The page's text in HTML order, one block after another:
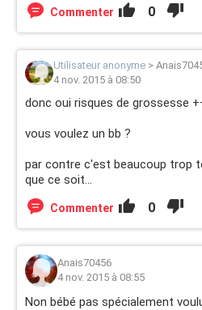
Commenter 0
Utilisateur anonyme >
4 nov. 2015 à 08:50
donc oui risques de grossesse
vous voulez un bb ?
par contre c'est beaucoup trop
que ce soit...
Commenter 0
Anais70456
4 nov. 2015 à 08:55
Non bébé pas spécialement